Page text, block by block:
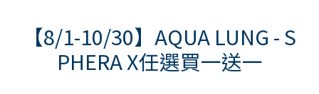
【8/1-10/30】AQUA LUNG - S
PHERA X任選買一送一